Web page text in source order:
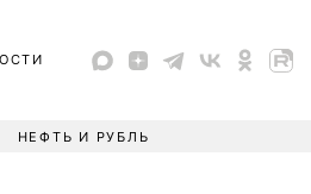
НЕФТЬ И РУБЛЬ